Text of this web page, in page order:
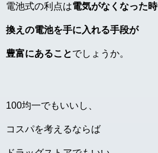
電池式の利点は電気がなくなった時
換えの電池を手に入れる手段が
豊富にあることでしょうか。
100均一でもいいし、
コスパを考えるならば